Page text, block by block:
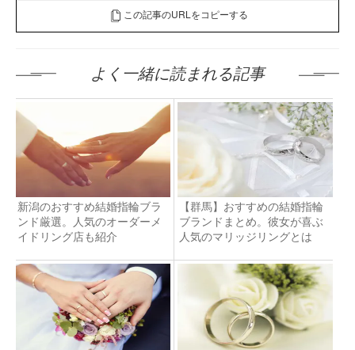
この記事のURLをコピーする
よく一緒に読まれる記事
新潟のおすすめ結婚指輪ブラ
ンド厳選。人気のオーダーメ
イドリング店も紹介
【群馬】おすすめの結婚指輪
ブランドまとめ。彼女が喜ぶ
人気のマリッジリングとは